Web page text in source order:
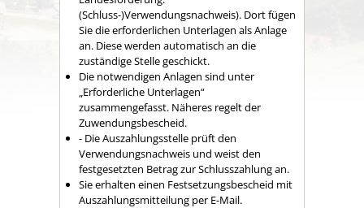
(Schluss-)Verwendungsnachweis). Dort fügen
Sie die erforderlichen Unterlagen als Anlage
an. Diese werden automatisch an die
zuständige Stelle geschickt.
Die notwendigen Anlagen sind unter
„Erforderliche Unterlagen“
zusammengefasst. Näheres regelt der
Zuwendungsbescheid.
- Die Auszahlungsstelle prüft den
Verwendungsnachweis und weist den
festgesetzten Betrag zur Schlusszahlung an.
Sie erhalten einen Festsetzungsbescheid mit
Auszahlungsmitteilung per E-Mail.